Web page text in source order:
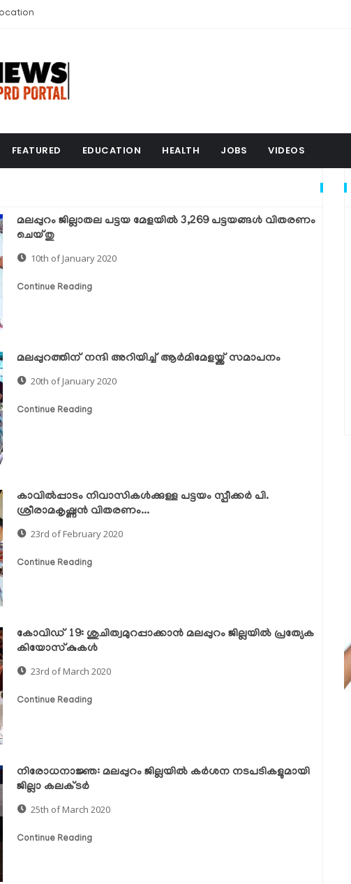
FEATURED EDUCATION HEALTH JOBS VIDEOS
മലപ്പുറം ജില്ലാതല പട്ടയ മേളയില്‍ 3,269 പട്ടയങ്ങള്‍ വിതരണം
ചെയ്തു
10th of January 2020
Continue Reading
മലപ്പുറത്തിന് നന്ദി അറിയിച്ച് ആര്‍മിമേളയ്ക്ക് സമാപനം
20th of January 2020
Continue Reading
കാവില്‍പ്പാടം നിവാസികള്‍ക്കുള്ള പട്ടയം സ്പീക്കര്‍ പി.
ശ്രീരാമകൃഷ്ണന്‍ വിതരണം...
23rd of February 2020
Continue Reading
കോവിഡ് 19: ശുചിത്വമുറപ്പാക്കാന്‍ മലപ്പുറം ജില്ലയില്‍ പ്രത്യേക
കിയോസ്‌കുകള്‍
23rd of March 2020
Continue Reading
നിരോധനാജ്ഞ: മലപ്പുറം ജില്ലയില്‍ കര്‍ശന നടപടികളുമായി
ജില്ലാ കലക്ടര്‍
25th of March 2020
Continue Reading